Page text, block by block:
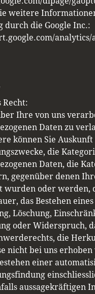
weitere
durch die Google Inc.:
analytics/
Recht:
Ihre von uns
Daten zu
können Sie
die
Daten, die
gegenüber denen
wurden oder werden,
das Bestehen
Löschung,
oder Widerspruch,
die
nicht bei uns
einer
aussagekräftigen